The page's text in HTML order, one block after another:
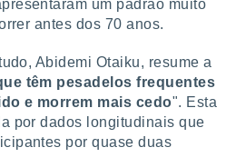
um padrão muito
antes dos 70 anos.
Abidemi Otaiku, resume a
têm pesadelos frequentes
e morrem mais cedo". Esta
por dados longitudinais que
por quase duas